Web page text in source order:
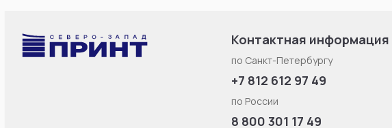
Контактная информация
по Санкт-Петербургу
+7 812 612 97 49
по России
8 800 301 17 49